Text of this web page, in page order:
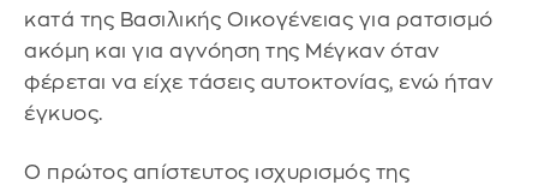
κατά της Βασιλικής Οικογένειας για ρατσισμό
ακόμη και για αγνόηση της Μέγκαν όταν
φέρεται να είχε τάσεις αυτοκτονίας, ενώ ήταν
έγκυος.
Ο πρώτος απίστευτος ισχυρισμός της